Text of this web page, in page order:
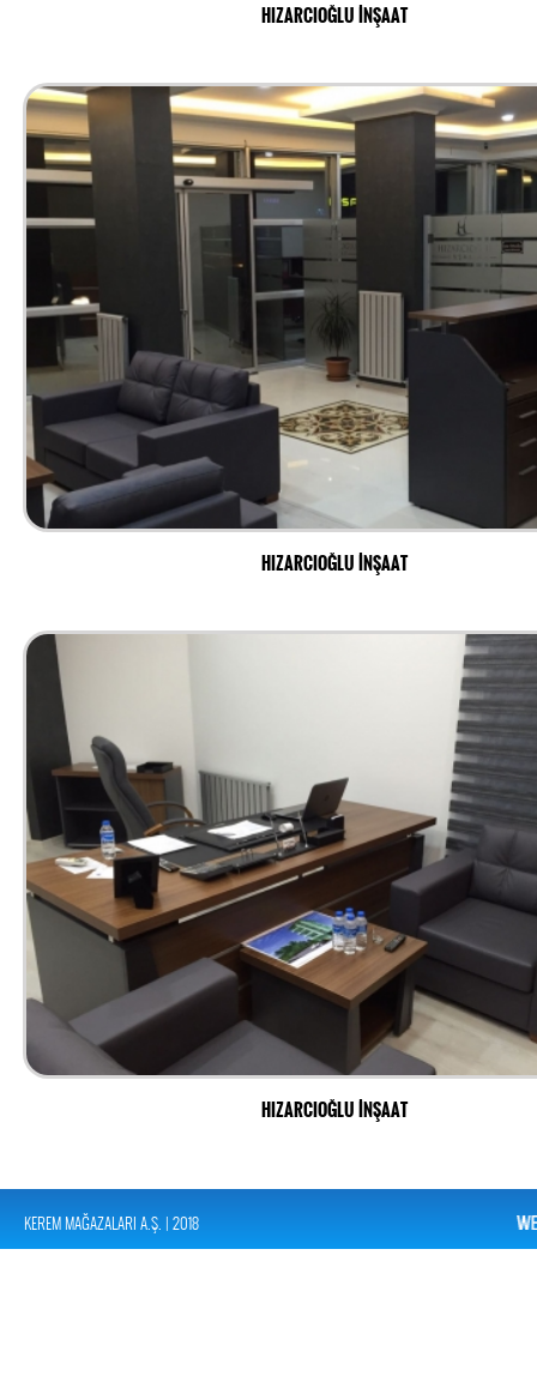
HIZARCIOĞLU İNŞAAT
HIZARCIOĞLU İNŞAAT
HIZARCIOĞLU İNŞAAT
KEREM MAĞAZALARI A.Ş. | 2018